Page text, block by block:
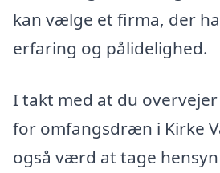
kan vælge et firma, der
erfaring og pålidelighed.
I takt med at du
for omfangsdræn i Kirke
også værd at tage